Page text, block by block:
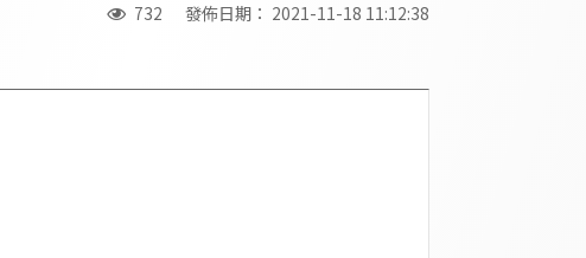
732 發佈日期： 2021-11-18 11:12:38